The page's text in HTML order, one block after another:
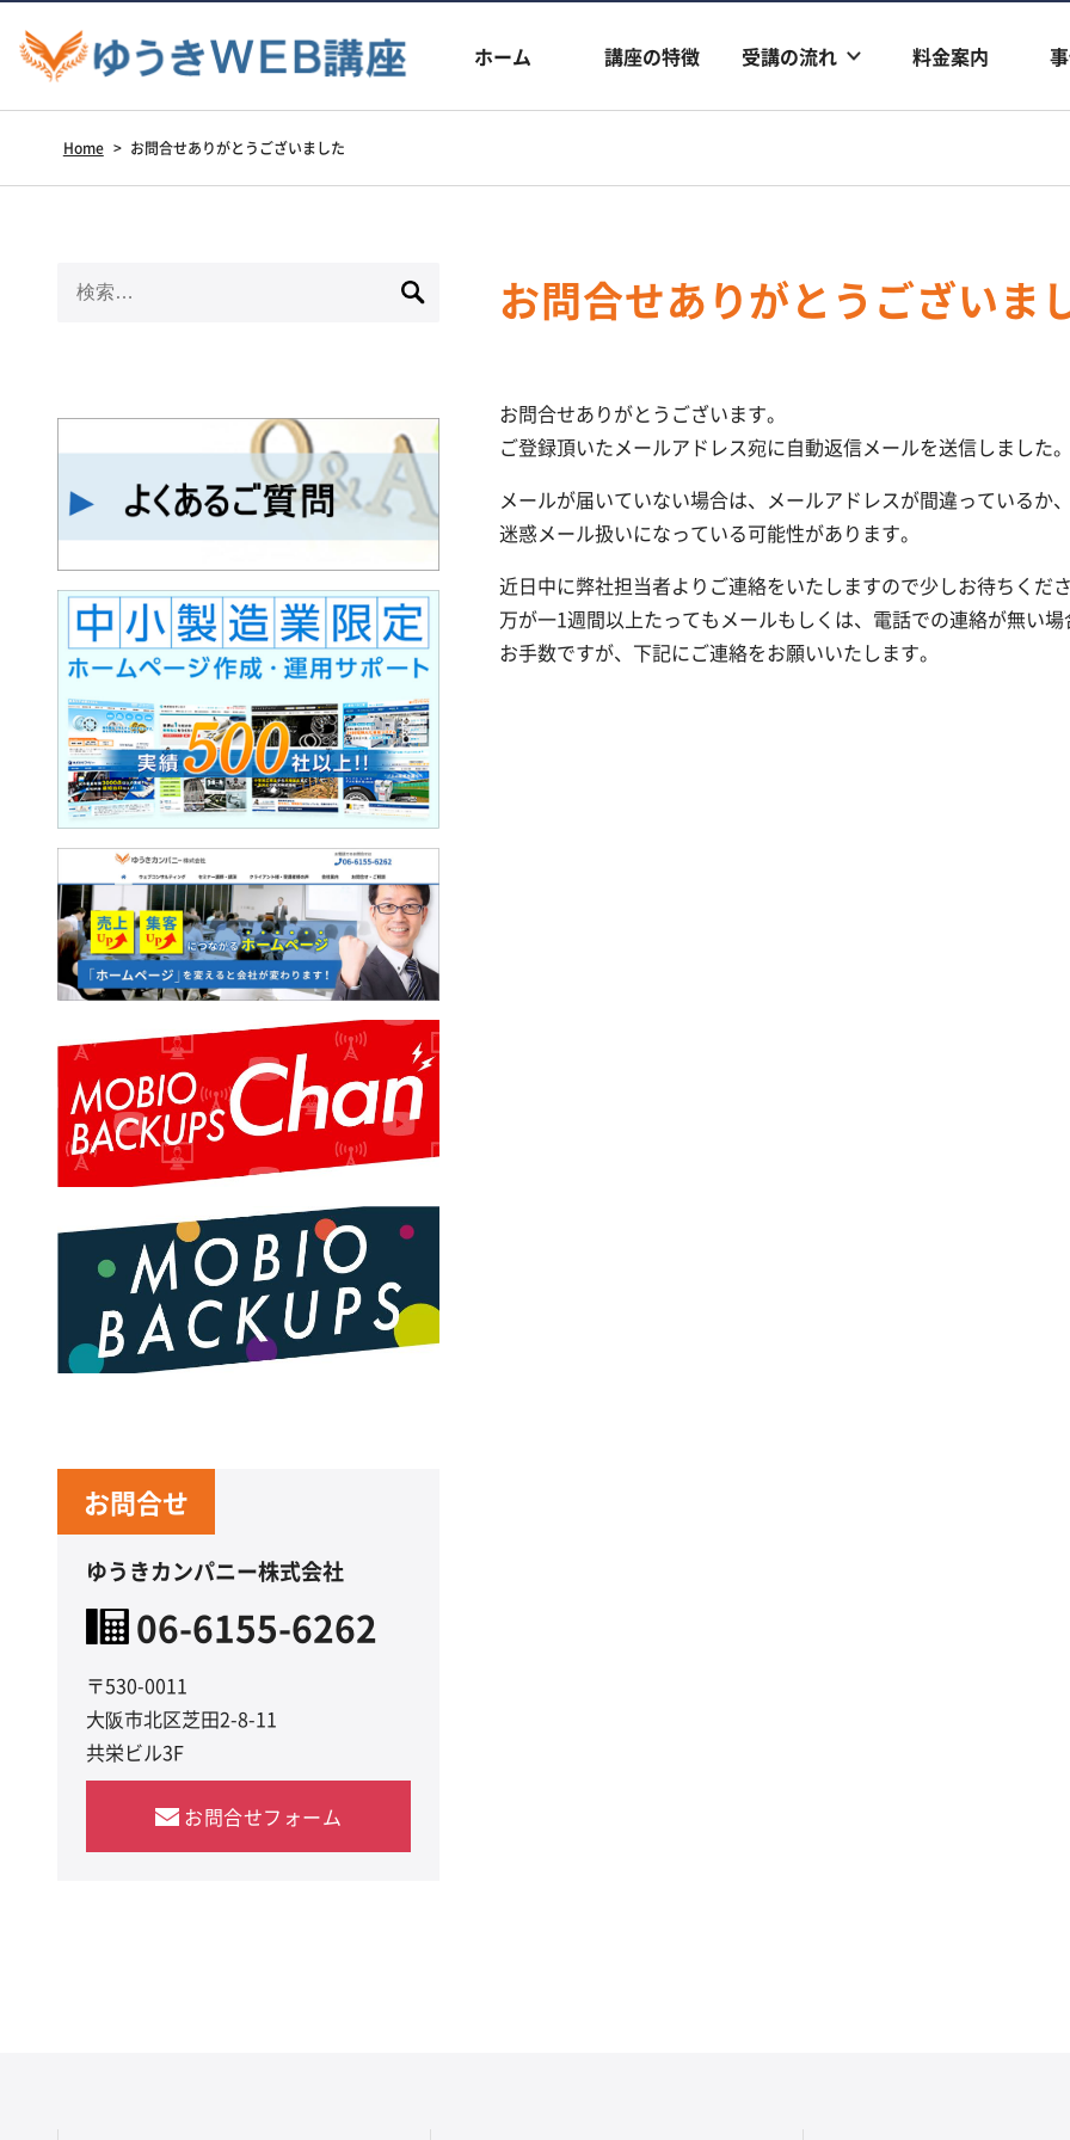
ホーム 講座の特徴 受講の流れ 料金案内
Home > お問合せありがとうございました
お問合せありがとうございま
お問合せありがとうございます。
ご登録頂いたメールアドレス宛に自動返信メールを送信しました。
メールが届いていない場合は、メールアドレスが間違っているか、
迷惑メール扱いになっている可能性があります。
近日中に弊社担当者よりご連絡をいたしますので少しお待ちくださ
万が一1週間以上たってもメールもしくは、電話での連絡が無い場
お手数ですが、下記にご連絡をお願いいたします。
索:
お問合せ
ゆうきカンパニー株式会社
06-6155-6262
〒530-0011
大阪市北区芝田2-8-11
共栄ビル3F
お問合せフォーム